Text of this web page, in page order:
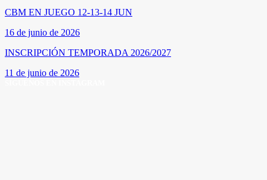
CBM EN JUEGO 12-13-14 JUN
16 de junio de 2026
INSCRIPCIÓN TEMPORADA 2026/2027
11 de junio de 2026